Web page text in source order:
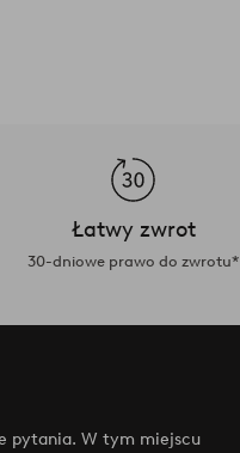
Łatwy zwrot
30-dniowe prawo do zwrotu*
pytania. W tym miejscu